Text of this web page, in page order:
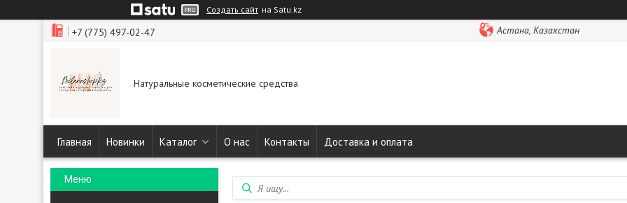
Создать сайт на Satu.kz
+7 (775) 497-02-47 Астана, Казахстан
Натуральные косметические средства
Главная Новинки Каталог О нас Контакты Доставка и оплата